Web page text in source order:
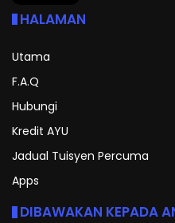
HALAMAN
Utama
F.A.Q
Hubungi
Kredit AYU
Jadual Tuisyen Percuma
Apps
DIBAWAKAN KEPADA